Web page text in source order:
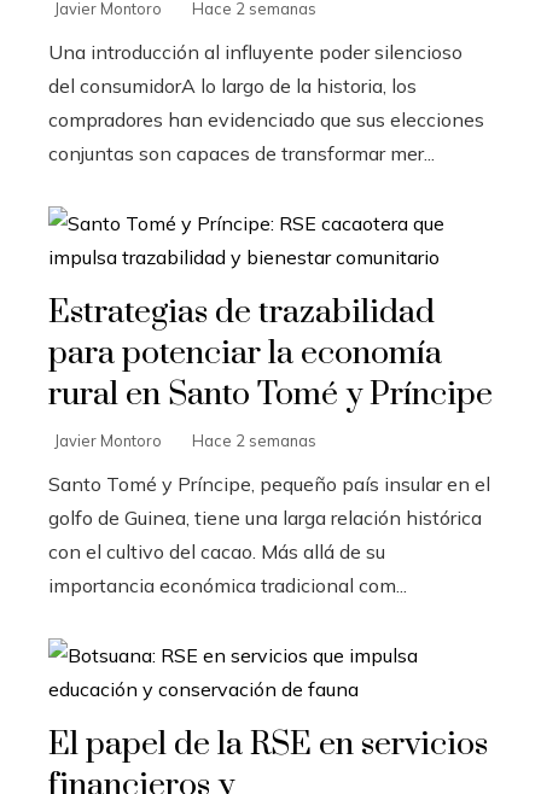
Javier Montoro Hace 2 semanas
Una introducción al influyente poder silencioso
del consumidorA lo largo de la historia, los
compradores han evidenciado que sus elecciones
conjuntas son capaces de transformar mer...
Estrategias de trazabilidad
para potenciar la economía
rural en Santo Tomé y Príncipe
Javier Montoro Hace 2 semanas
Santo Tomé y Príncipe, pequeño país insular en el
golfo de Guinea, tiene una larga relación histórica
con el cultivo del cacao. Más allá de su
importancia económica tradicional com...
El papel de la RSE en servicios
financieros y